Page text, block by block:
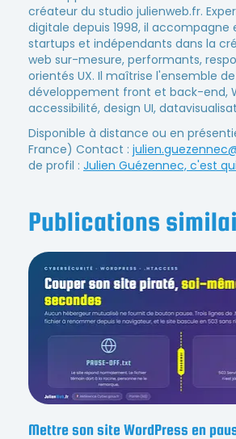
créateur du studio julienweb.fr.
digitale depuis 1998, il accompagne
startups et indépendants dans la
web sur-mesure, performants,
orientés UX. Il maîtrise l'ensemble
développement front et back-end,
accessibilité, design UI,
Disponible à distance ou en
France) Contact :
de profil : Julien Guézennec, c'est
Publications
Mettre son site WordPress en